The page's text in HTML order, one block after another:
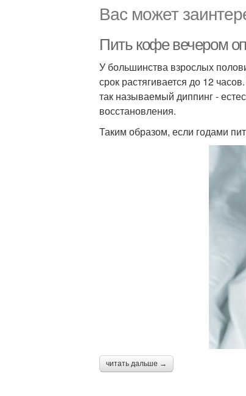
Вас может
Пить кофе вечером
У большинства взрослых
срок растягивается до 12
так называемый диппинг -
восстановления.
Таким образом, если годами
читать дальше →